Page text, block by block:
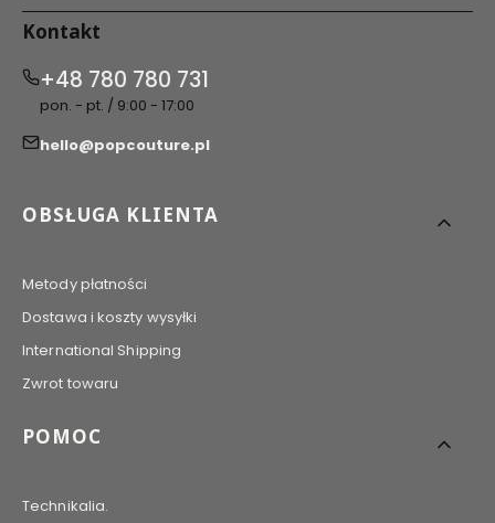
Kontakt
+48 780 780 731
pon. - pt. / 9:00 - 17:00
hello@popcouture.pl
Linki w stopce
OBSŁUGA KLIENTA
Metody płatności
Dostawa i koszty wysyłki
International Shipping
Zwrot towaru
POMOC
Technikalia.